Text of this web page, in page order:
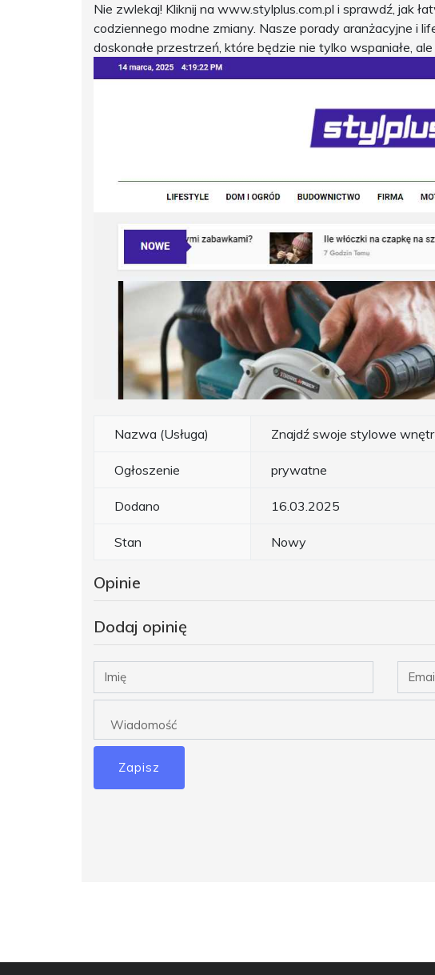
Nie zwlekaj! Kliknij na www.stylplus.com.pl i sprawdź, jak
codziennego modne zmiany. Nasze porady aranżacyjne i
doskonałe przestrzeń, które będzie nie tylko wspaniałe,
Nazwa (Usługa) Znajdź swoje stylowe
Ogłoszenie prywatne
Dodano 16.03.2025
Stan Nowy
Opinie
Dodaj opinię
Zapisz